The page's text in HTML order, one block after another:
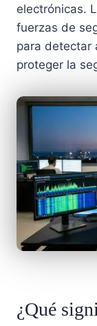
electrónicas.
fuerzas de
para detectar
proteger la
¿Qué